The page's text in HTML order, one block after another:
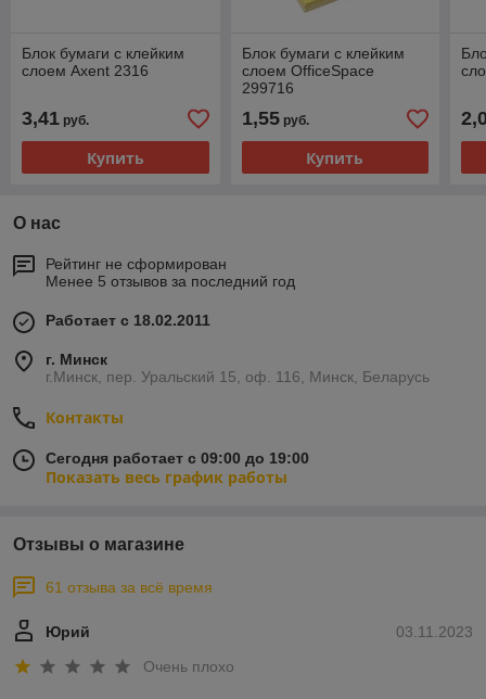
Блок бумаги с клейким
слоем Axent 2316
3,41 руб.
Купить
Блок бумаги с клейким
слоем OfficeSpace
299716
1,55руб.
Купить
О нас
Рейтинг не сформирован
Менее 5 отзывов за последний год
Работает с 18.02.2011
г. Минск
г.Минск, пер. Уральский 15, оф. 116, Минск, Беларусь
Контакты
Сегодня работает с 09:00 до 19:00
Показать весь график работы
Отзывы о магазине
61 отзыва за всё время
03.11.2023
Юрий
Очень плохо